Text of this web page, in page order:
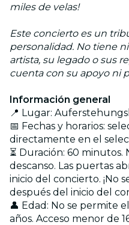
miles de velas!
Este concierto es un
personalidad. No tiene
artista, su legado o sus
cuenta con su apoyo ni
Información general
📍 Lugar:
📅 Fechas y horarios:
directamente en el
⏳ Duración: 60
descanso. Las puertas
inicio del concierto. ¡No
después del inicio del
👤 Edad: No se permite
años. Acceso menor de